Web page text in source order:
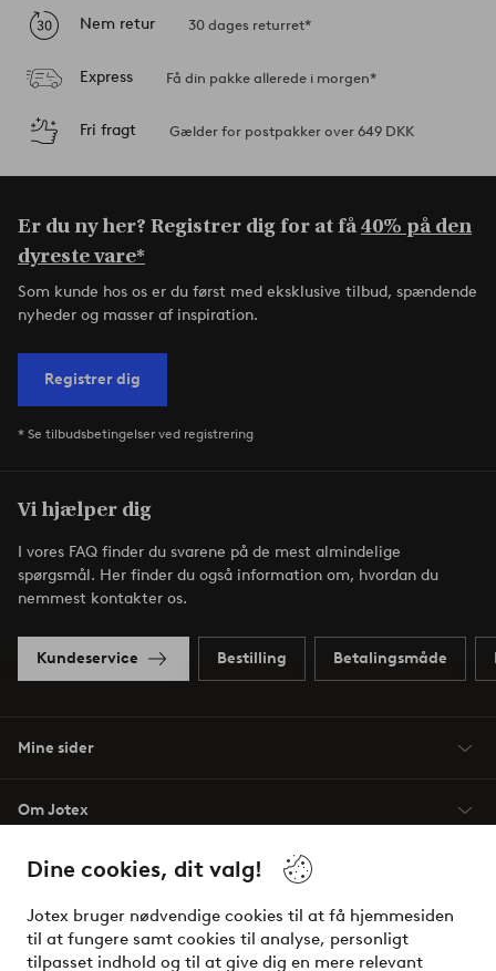
Dine cookies, dit valg!
Jotex bruger nødvendige cookies til at få hjemmesiden
til at fungere samt cookies til analyse, personligt
tilpasset indhold og til at give dig en mere relevant
Nem retur 30 dages returret*
Express Få din pakke allerede i morgen*
Fri fragt Gælder for postpakker over 649 DKK
Er du ny her? Registrer dig for at få40% på den
dyreste vare*
Som kunde hos os er du først med eksklusive tilbud, spændende
nyheder og masser af inspiration.
Registrer dig
* Se tilbudsbetingelser ved registrering
Vi hjælper dig
I vores FAQ finder du svarene på de mest almindelige
spørgsmål. Her finder du også information om, hvordan du
nemmest kontakter os.
Kundeservice Bestilling Betalingsmåde
Mine sider
Om Jotex
Vilkår
Venner